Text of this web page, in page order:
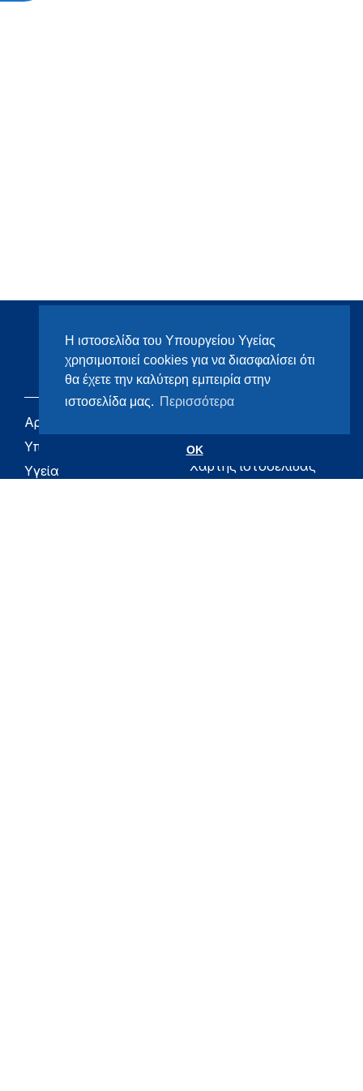
Η ιστοσελίδα του Υπουργείου Υγείας
χρησιμοποιεί cookies για να διασφαλίσει ότι
θα έχετε την καλύτερη εμπειρία στην
ιστοσελίδα μας. Περισσότερα
OK
Αρχική
Υπουργείο
Υγεία
Υγεία
Χάρτης ιστοσελίδας